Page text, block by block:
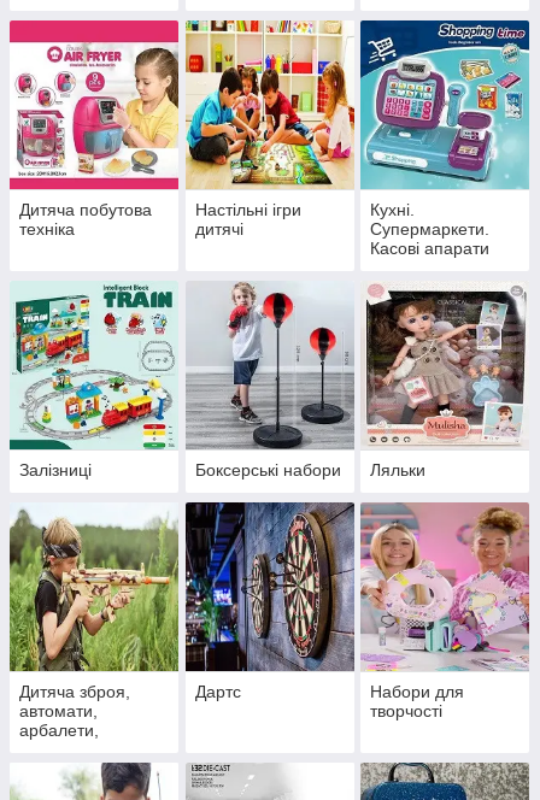
Дитяча побутова
техніка
Настільні ігри
дитячі
Кухні.
Супермаркети.
Касові апарати
Залізниці Боксерські набори Ляльки
Дитяча зброя,
автомати,
арбалети,
Дартс
Набори для
творчості